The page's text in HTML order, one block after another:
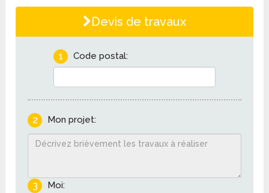
Devis de travaux
1 Code postal:
2 Mon projet:
3 Moi: